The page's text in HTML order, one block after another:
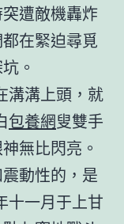
遭敵機轟炸
在緊迫尋覓
。
溝上頭，就
包養網叟雙手
無比閃亮。
動性的，是
十一月于上甘